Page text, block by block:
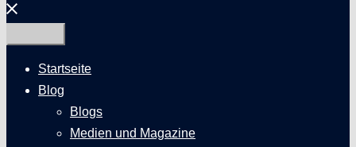
Menü
schließen
Startseite
Blog
Blogs
Medien und Magazine